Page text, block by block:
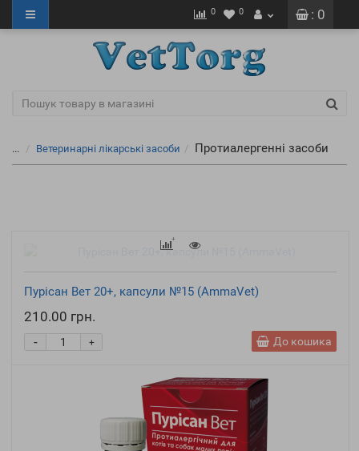
: 0
0 0
... Ветеринарні лікарські засоби Протиалергенні засоби
Пурісан Вет 20+, капсули №15 (AmmaVet)
210.00 грн.
+
- До кошика